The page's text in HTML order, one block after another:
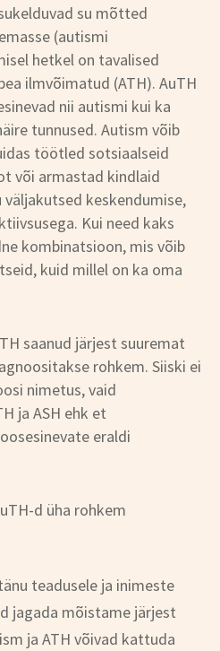
su mõtted
(autismi
hetkel on tavalised
ilmvõimatud (ATH). AuTH
nii autismi kui ka
tunnused. Autism võib
töötled sotsiaalseid
või armastad kindlaid
keskendumise,
Kui need kaks
kombinatsioon, mis võib
kuid millel on ka oma
saanud järjest suuremat
rohkem. Siiski ei
nimetus, vaid
ja ASH ehk et
eraldi
d üha rohkem
teadusele ja inimeste
jagada mõistame järjest
ja ATH võivad kattuda